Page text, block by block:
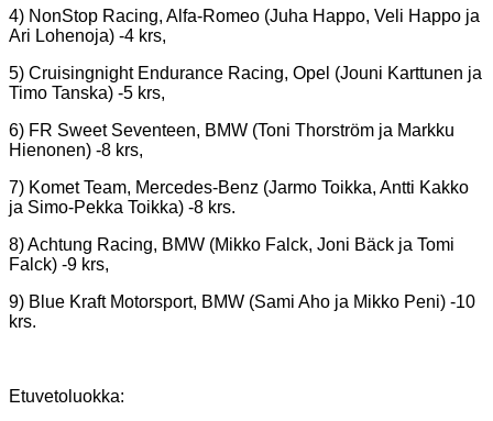
4) NonStop Racing, Alfa-Romeo (Juha Happo, Veli Happo ja
Ari Lohenoja) -4 krs,
5) Cruisingnight Endurance Racing, Opel (Jouni Karttunen ja
Timo Tanska) -5 krs,
6) FR Sweet Seventeen, BMW (Toni Thorström ja Markku
Hienonen) -8 krs,
7) Komet Team, Mercedes-Benz (Jarmo Toikka, Antti Kakko
ja Simo-Pekka Toikka) -8 krs.
8) Achtung Racing, BMW (Mikko Falck, Joni Bäck ja Tomi
Falck) -9 krs,
9) Blue Kraft Motorsport, BMW (Sami Aho ja Mikko Peni) -10
krs.
Etuvetoluokka: